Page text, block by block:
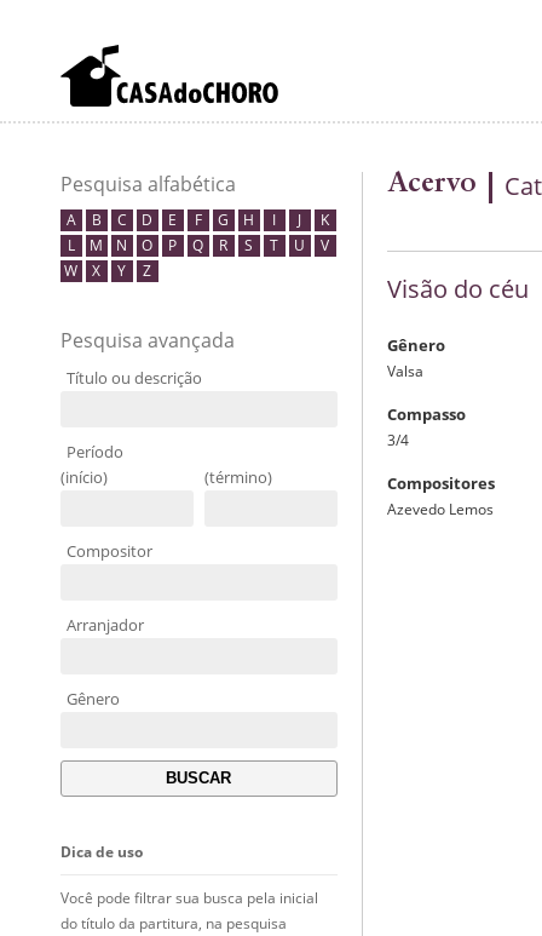
Pesquisa alfabética
A B C D E F G H I J
K
L
M N O P Q R S T U
V
W
X Y Z
Pesquisa avançada
Título ou descrição
Período
(início)
(término)
Compositor
Arranjador
Gênero
Dica de uso
Você pode filtrar sua busca pela inicial
do título da partitura, na pesquisa
Acervo
Visão do céu
Gênero
Valsa
Compasso
3/4
Compositores
Azevedo Lemos